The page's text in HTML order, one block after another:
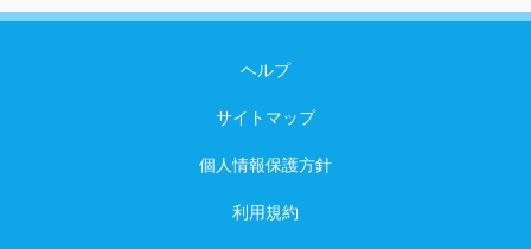
ヘルプ
サイトマップ
個人情報保護方針
利用規約